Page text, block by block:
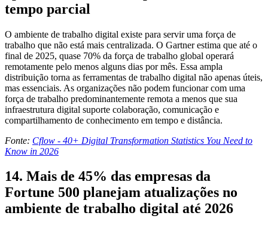
tempo parcial
O ambiente de trabalho digital existe para servir uma força de
trabalho que não está mais centralizada. O Gartner estima que até o
final de 2025, quase 70% da força de trabalho global operará
remotamente pelo menos alguns dias por mês. Essa ampla
distribuição torna as ferramentas de trabalho digital não apenas úteis,
mas essenciais. As organizações não podem funcionar com uma
força de trabalho predominantemente remota a menos que sua
infraestrutura digital suporte colaboração, comunicação e
compartilhamento de conhecimento em tempo e distância.
Fonte: Cflow - 40+ Digital Transformation Statistics You Need to
Know in 2026
14. Mais de 45% das empresas da
Fortune 500 planejam atualizações no
ambiente de trabalho digital até 2026